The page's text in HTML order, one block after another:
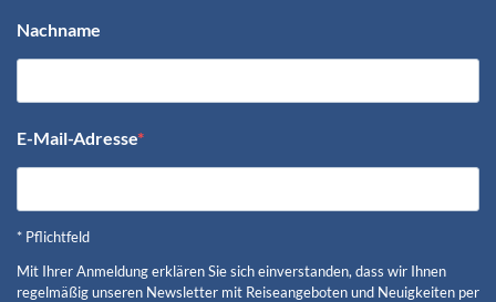
Nachname
E-Mail-Adresse
* Pflichtfeld
Mit Ihrer Anmeldung erklären Sie sich einverstanden, dass wir Ihnen
regelmäßig unseren Newsletter mit Reiseangeboten und Neuigkeiten per